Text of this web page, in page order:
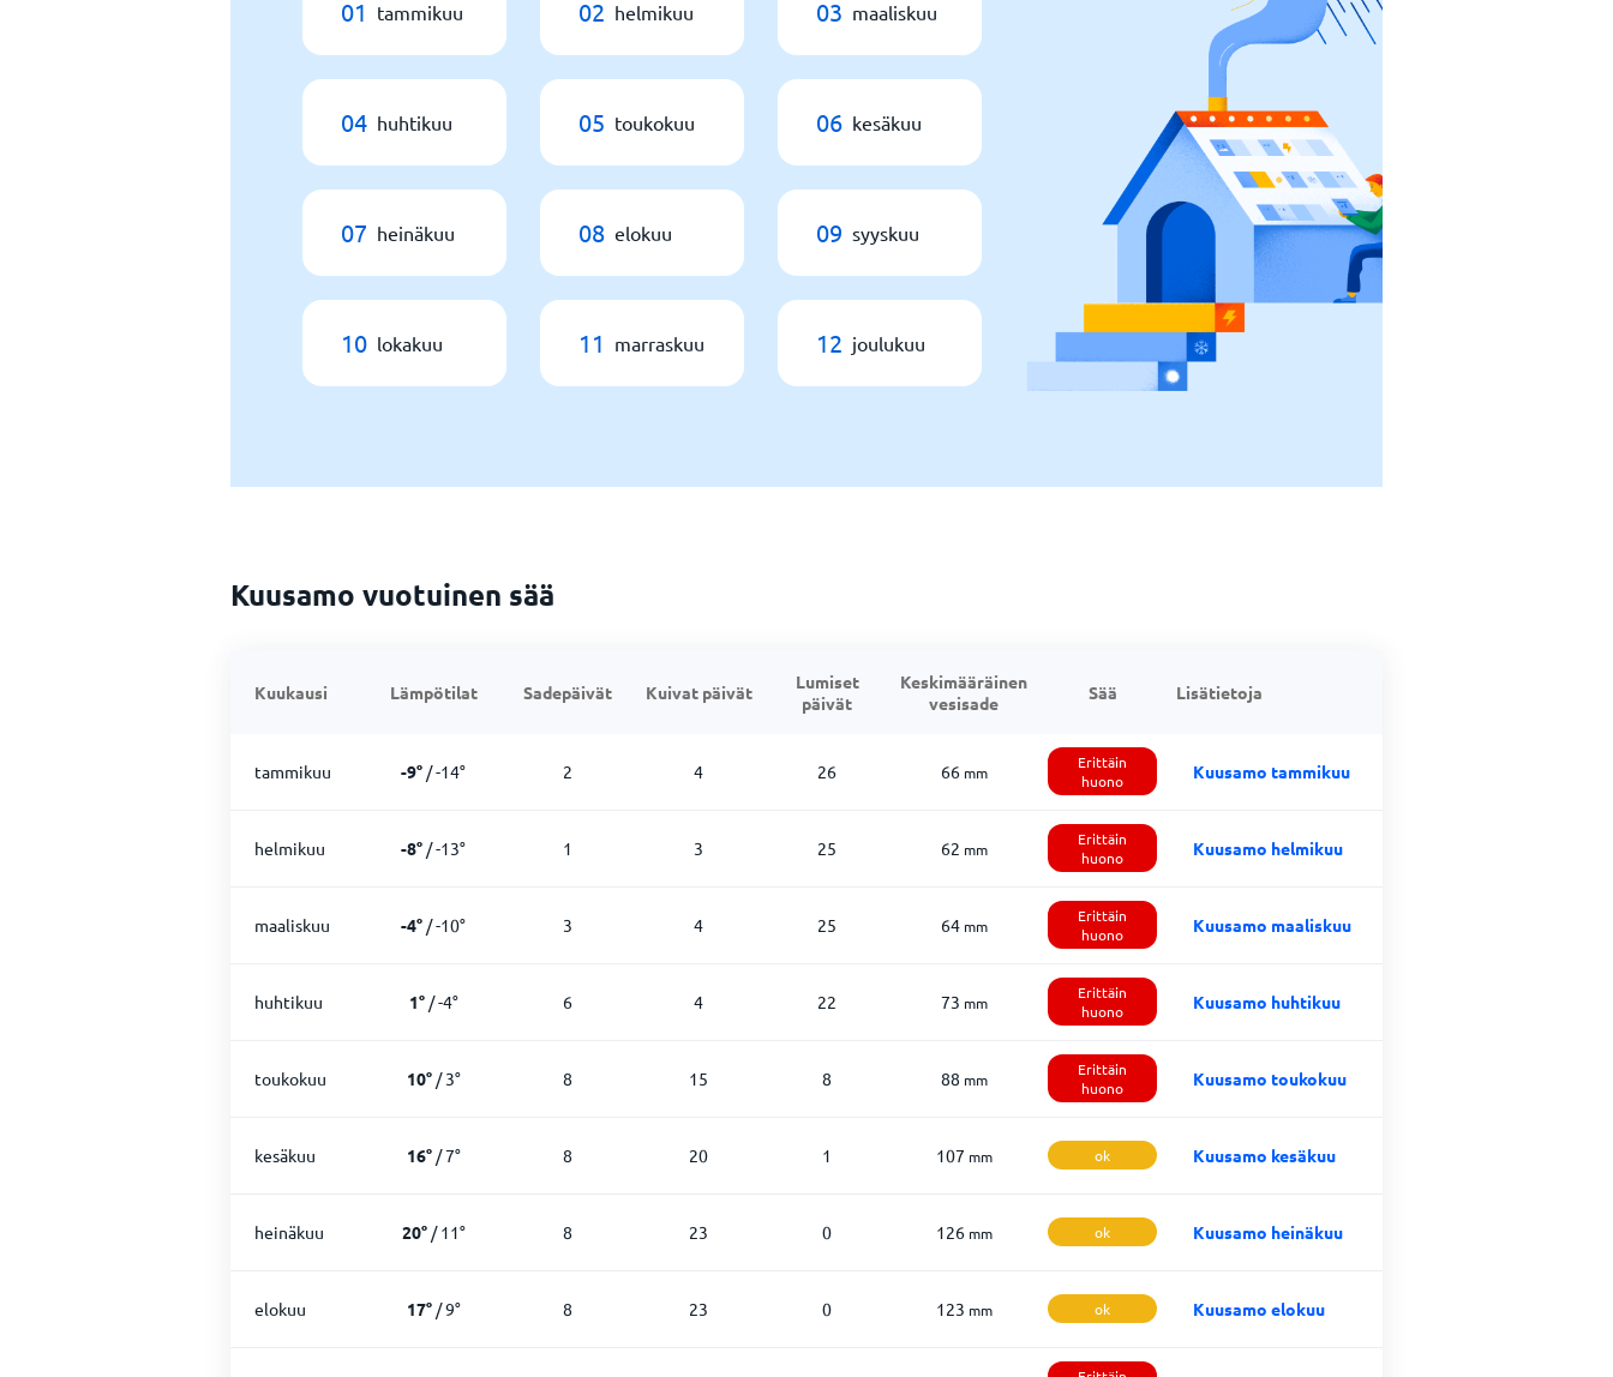
01 tammikuu 02 helmikuu 03 maaliskuu
04 huhtikuu 05 toukokuu 06 kesäkuu
07 heinäkuu 08 elokuu 09 syyskuu
10 lokakuu 11 marraskuu 12 joulukuu
Kuusamo vuotuinen sää
Kuukausi Lämpötilat Sadepäivät Kuivat päivät
Lumiset
päivät
Keskimääräinen
vesisade
Sää Lisätietoja
tammikuu -9° /-14° 2 4 26 66 mm
Erittäin
huono
Kuusamo tammikuu
helmikuu -8° /-13° 1 3 25 62 mm
Erittäin
huono
Kuusamo helmikuu
maaliskuu -4° /-10° 3 4 25 64 mm
Erittäin
huono
Kuusamo maaliskuu
huhtikuu 1°/-4° 6 4 22 73 mm
Erittäin
huono
Kuusamo huhtikuu
toukokuu 10°/3° 8 15 8 88 mm
Erittäin
huono
Kuusamo toukokuu
kesäkuu 16°/7° 8 20 1 107 mm ok Kuusamo kesäkuu
heinäkuu 20°/11° 8 23 0 126 mm ok Kuusamo heinäkuu
elokuu 17°/9° 8 23 0 123 mm ok Kuusamo elokuu